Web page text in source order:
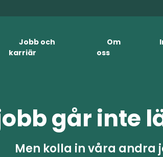
Jobb och
karriär
Om
oss
går inte
Men kolla in våra andra